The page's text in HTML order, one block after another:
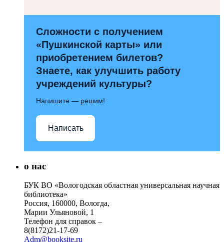
Сложности с получением
«Пушкинской карты» или
приобретением билетов?
Знаете, как улучшить работу
учреждений культуры?
Напишите — решим!
Написать
о нас
БУК ВО «Вологодская областная универсальная научная
библиотека»
Россия, 160000, Вологда,
Марии Ульяновой, 1
Телефон для справок –
8(8172)21-17-69
Adm@booksite.ru